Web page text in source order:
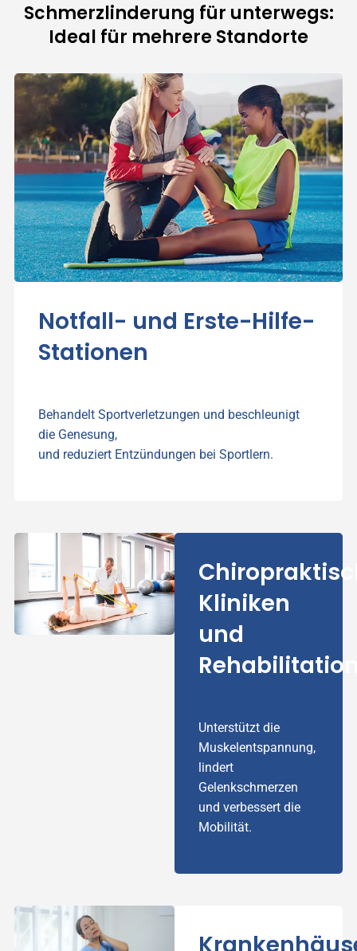
Schmerzlinderung für unterwegs:
Ideal für mehrere Standorte
Notfall- und Erste-Hilfe-
Stationen
Behandelt Sportverletzungen und beschleunigt
die Genesung,
und reduziert Entzündungen bei Sportlern.
Kliniken
und
Unterstützt die
Muskelentspannung,
lindert
Gelenkschmerzen
und verbessert die
Mobilität.